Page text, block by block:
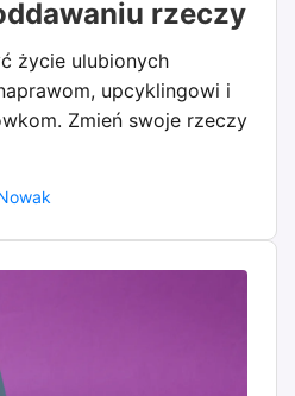
rzeczy
życie ulubionych
upcyklingowi i
Zmień swoje rzeczy